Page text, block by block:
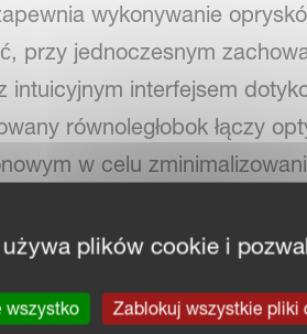
wykonywanie
przy jednoczesnym
intuicyjnym interfejsem
równoległobok łączy
w celu
HSS 18-30 m. Modele
dzisiejszych czasach musi
zaczepiany
plików cookie i
wszystko Zablokuj wszystkie pliki